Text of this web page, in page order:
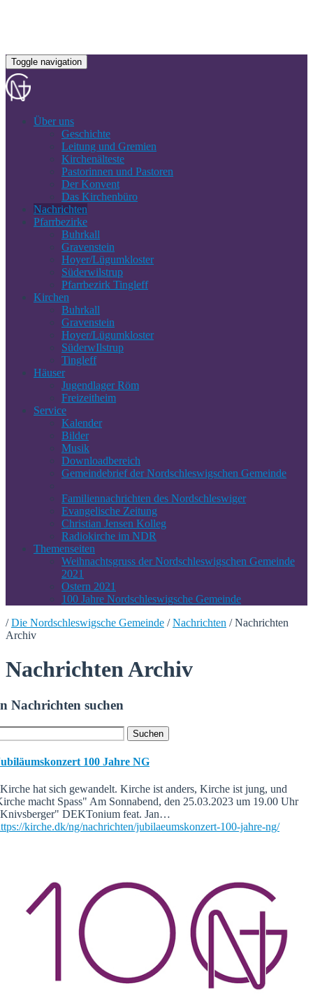
Toggle navigation
Über uns
Geschichte
Leitung und Gremien
Kirchenälteste
Pastorinnen und Pastoren
Der Konvent
Das Kirchenbüro
Nachrichten
Pfarrbezirke
Buhrkall
Gravenstein
Hoyer/Lügumkloster
Süderwilstrup
Pfarrbezirk Tingleff
Kirchen
Buhrkall
Gravenstein
Hoyer/Lügumkloster
SüderwIlstrup
Tingleff
Häuser
Jugendlager Röm
Freizeitheim
Service
Kalender
Bilder
Musik
Downloadbereich
Gemeindebrief der Nordschleswigschen Gemeinde
Familiennachrichten des Nordschleswiger
Evangelische Zeitung
Christian Jensen Kolleg
Radiokirche im NDR
Themenseiten
Weihnachtsgruss der Nordschleswigschen Gemeinde
2021
Ostern 2021
100 Jahre Nordschleswigsche Gemeinde
/ Die Nordschleswigsche Gemeinde / Nachrichten /Nachrichten
Archiv
Nachrichten Archiv
Nachrichten suchen
100 Jahre NG
hat sich gewandelt. Kirche ist anders, Kirche ist jung, und
macht Spass" Am Sonnabend, den 25.03.2023 um 19.00 Uhr
DEKTonium feat. Jan…
kirche.dk/ng/nachrichten/jubilaeumskonzert-100-jahre-ng/